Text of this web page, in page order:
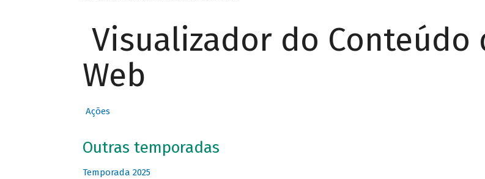
Visualizador do Conteúdo
Web
Ações
Outras temporadas
Temporada 2025